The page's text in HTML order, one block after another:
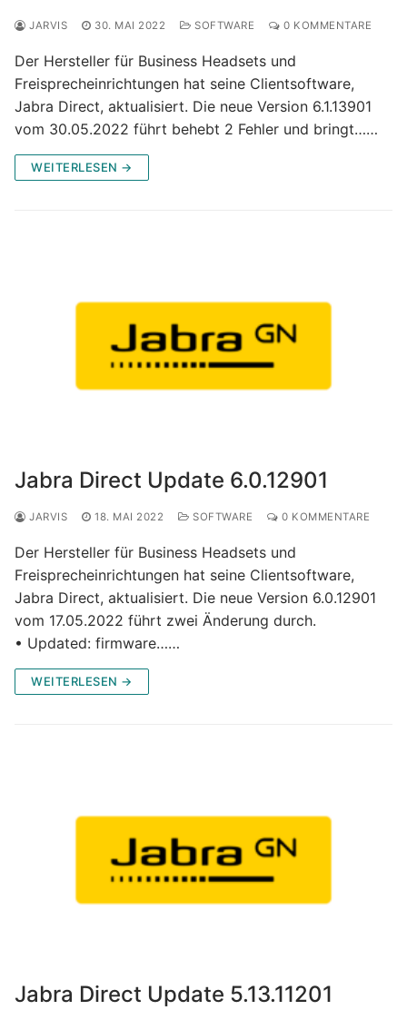
JARVIS 30. MAI 2022 SOFTWARE 0 KOMMENTARE
Der Hersteller für Business Headsets und
Freisprecheinrichtungen hat seine Clientsoftware,
Jabra Direct, aktualisiert. Die neue Version 6.1.13901
vom 30.05.2022 führt behebt 2 Fehler und bringt……
WEITERLESEN →
Jabra Direct Update 6.0.12901
JARVIS 18. MAI 2022 SOFTWARE 0 KOMMENTARE
Der Hersteller für Business Headsets und
Freisprecheinrichtungen hat seine Clientsoftware,
Jabra Direct, aktualisiert. Die neue Version 6.0.12901
vom 17.05.2022 führt zwei Änderung durch.
• Updated: firmware……
WEITERLESEN →
Jabra Direct Update 5.13.11201